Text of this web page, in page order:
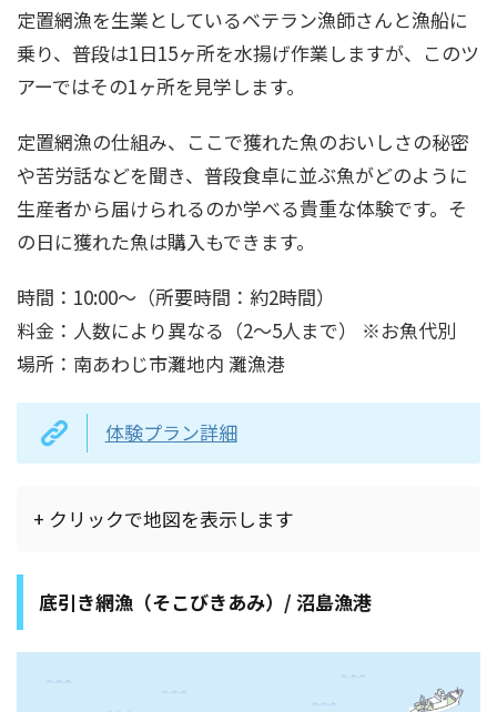
定置網漁を生業としているベテラン漁師さんと漁船に
乗り、普段は1日15ヶ所を水揚げ作業しますが、このツ
アーではその1ヶ所を見学します。
定置網漁の仕組み、ここで獲れた魚のおいしさの秘密
や苦労話などを聞き、普段食卓に並ぶ魚がどのように
生産者から届けられるのか学べる貴重な体験です。そ
の日に獲れた魚は購入もできます。
時間：10:00～（所要時間：約2時間）
料金：人数により異なる（2～5人まで） ※お魚代別
場所：南あわじ市灘地内 灘漁港
体験プラン詳細
+ クリックで地図を表示します
底引き網漁（そこびきあみ）/ 沼島漁港